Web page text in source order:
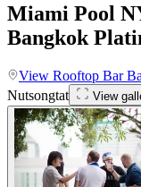
Miami Pool
Bangkok
View Rooftop Bar
Nutsongtat
View